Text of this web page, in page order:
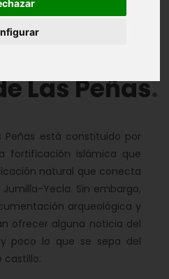
Las Peñas
Peñas está constituido por
fortificación islámica que
natural que conecta
Yecla. Sin embargo,
arqueológica y
ofrecer alguna noticia del
poco lo que se sepa del
castillo.